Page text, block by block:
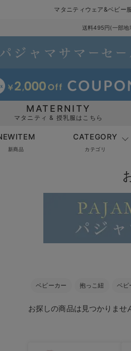
マタニティウェア&ベビー
送料495円(一部地
MATERNITY
マタニティ & 授乳服はこちら
新商品
CATEGORY
カテゴリ
ベビーカー 抱っこ紐 ベビ
お探しの商品は見つかりませ